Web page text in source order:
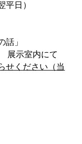
日）
」
示室内にて
せください（当